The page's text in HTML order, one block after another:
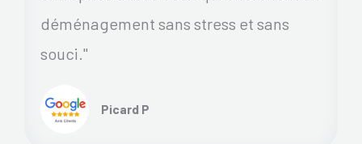
déménagement sans stress et sans
souci."
Picard P